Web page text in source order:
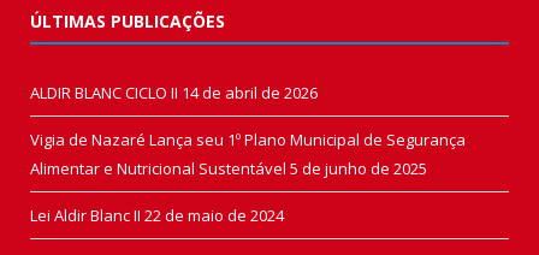
ÚLTIMAS PUBLICAÇÕES
ALDIR BLANC CICLO II 14 de abril de 2026
Vigia de Nazaré Lança seu 1º Plano Municipal de Segurança
Alimentar e Nutricional Sustentável 5 de junho de 2025
Lei Aldir Blanc II 22 de maio de 2024